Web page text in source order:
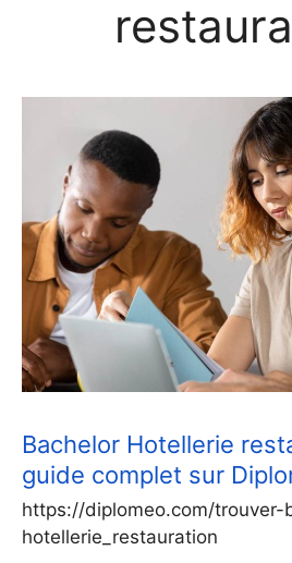
Bachelor Hotellerie
guide complet sur
https://diplomeo.com/trouver-
hotellerie_restauration